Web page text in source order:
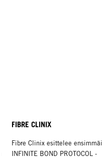
FIBRE CLINIX
Fibre Clinix esittelee ensimmäisen
INFINITE BOND PROTOCOL -